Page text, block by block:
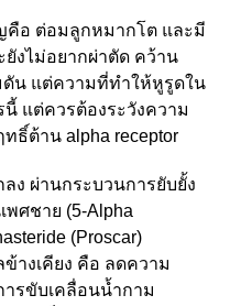
คือ ต่อมลูกหมากโต และมี
ยังไม่อยากผ่าตัด คว้าน
ดัน แต่ความที่ทำให้หูรูดใน
นี้ แต่ควรต้องระวังความ
ธิ์ต้าน alpha receptor
ง ผ่านกระบวนการยับยั้ง
ศชาย (5-Alpha
(Proscar)
ข้างเคียง คือ ลดความ
ารขับเคลื่อนน้ำกาม